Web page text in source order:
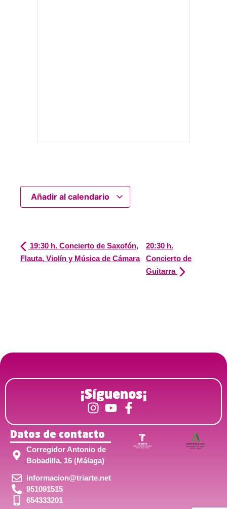
Añadir al calendario
19:30 h. Concierto de Saxofón,
Flauta, Violín y Música de Cámara
20:30 h.
Concierto de
Guitarra
¡Síguenos¡
Datos de contacto
Corregidor Antonio de
Bobadilla, 16 (Málaga)
informacion@triarte.net
951091515
654333201